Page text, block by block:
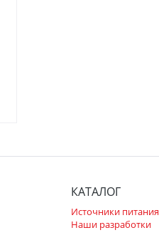
КАТАЛОГ
Источники питания
Наши разработки